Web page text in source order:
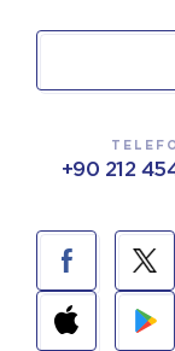
+90 212